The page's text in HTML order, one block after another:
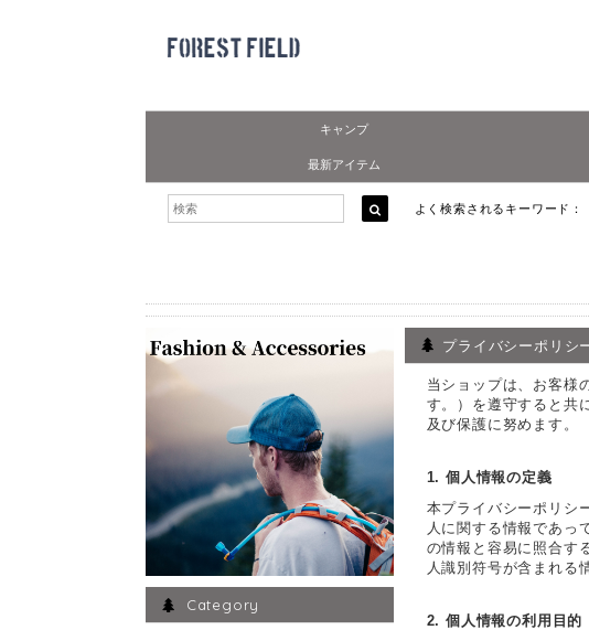
キャンプ
最新アイテム
よく検索されるキーワード：
Category
プライバシーポリシ
当ショップは、お客様
す。）を遵守すると共
及び保護に努めます。
1. 個人情報の定義
本プライバシーポリシ
人に関する情報であっ
の情報と容易に照合す
人識別符号が含まれる
2. 個人情報の利用目的